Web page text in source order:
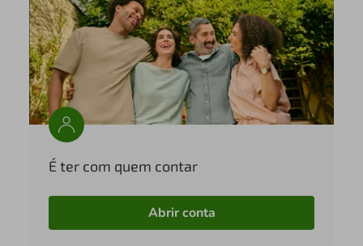
É ter com quem contar
Abrir conta